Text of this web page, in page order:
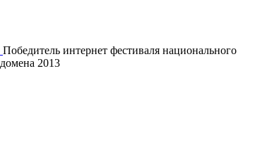
Победитель интернет фестиваля национального
домена 2013